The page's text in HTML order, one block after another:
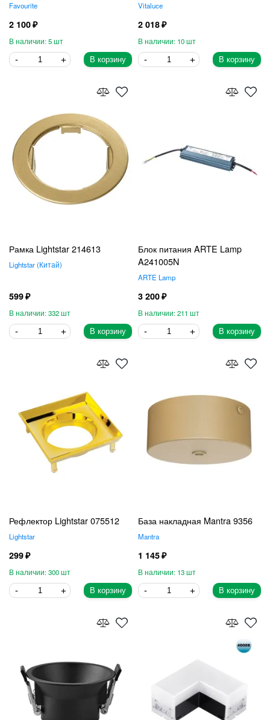
Favourite
2 100
5
В корзину
Vitaluce
2 018
10
В корзину
Рамка Lightstar 214613
Lightstar Китай
599
332
В корзину
Блок питания ARTE Lamp
A241005N
ARTE Lamp
3 200
211
В корзину
Рефлектор Lightstar 075512
Lightstar
299
300
В корзину
База накладная Mantra 9356
Mantra
1 145
13
В корзину